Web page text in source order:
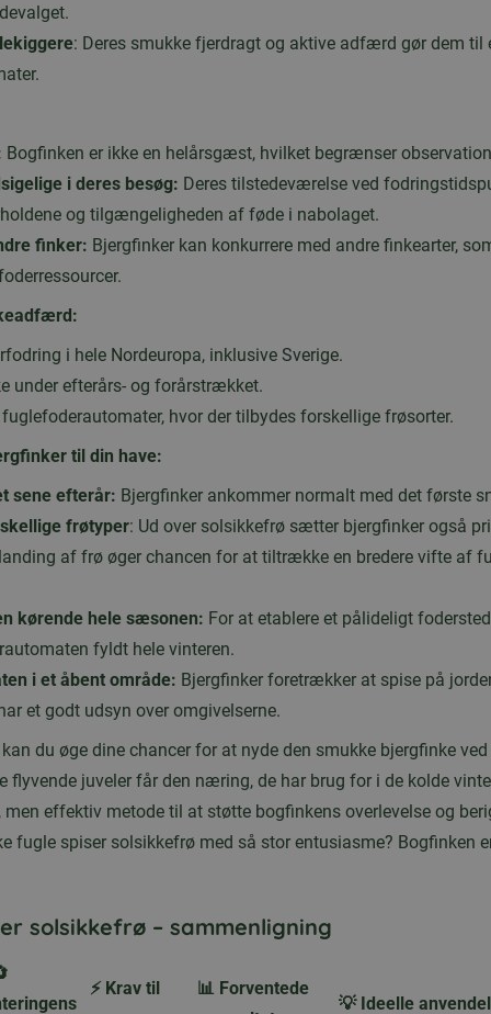
: Deres smukke fjerdragt og aktive adfærd gør dem
Bogfinken er ikke en helårsgæst, hvilket begrænser
i deres besøg: Deres tilstedeværelse ved
og tilgængeligheden af føde i nabolaget.
finker: Bjergfinker kan konkurrere med andre finkearter,
i hele Nordeuropa, inklusive Sverige.
under efterårs- og forårstrækket.
hvor der tilbydes forskellige frøsorter.
til din have:
sene efterår: Bjergfinker ankommer normalt med det første
frøtyper: Ud over solsikkefrø sætter bjergfinker også
af frø øger chancen for at tiltrække en bredere vifte af
kørende hele sæsonen: For at etablere et pålideligt
fyldt hele vinteren.
i et åbent område: Bjergfinker foretrækker at spise på
et godt udsyn over omgivelserne.
du øge dine chancer for at nyde den smukke bjergfinke
flyvende juveler får den næring, de har brug for i de kolde
men effektiv metode til at støtte bogfinkens overlevelse og
fugle spiser solsikkefrø med så stor entusiasme? Bogfinken
solsikkefrø – sammenligning
⚡ Krav til
📊 Forventede
💡 Ideelle